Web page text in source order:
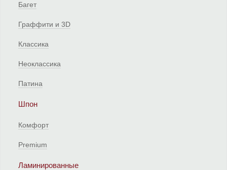
Багет
Граффити и 3D
Классика
Неоклассика
Патина
Шпон
Комфорт
Premium
Ламинированные